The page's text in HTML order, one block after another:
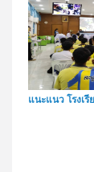
แนะแนว โรงเ